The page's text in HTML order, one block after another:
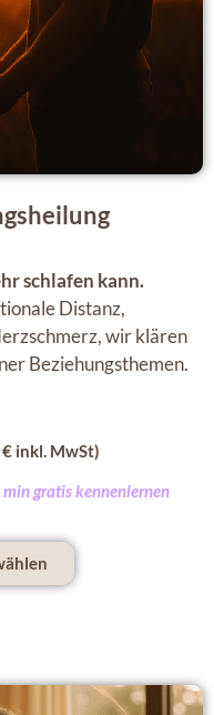
schlafen kann.
Distanz,
wir klären
Beziehungsthemen.
inkl. MwSt)
gratis kennenlernen